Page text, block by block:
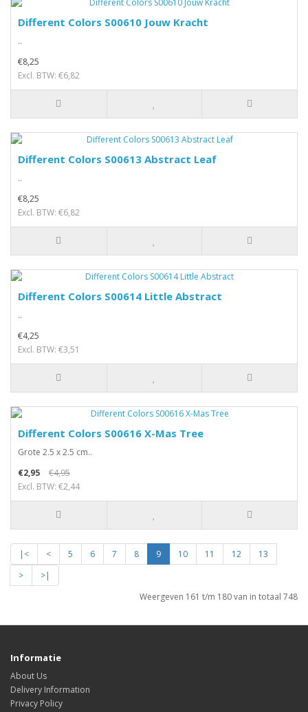
Different Colors S00610 Jouw Kracht
..
€8,25
Excl. BTW: €6,82
Different Colors S00613 Abstract Leaf
..
€8,25
Excl. BTW: €6,82
Different Colors S00614 Little Abstract
..
€4,25
Excl. BTW: €3,51
Different Colors S00616 X-Mas Tree
Grote 2.5 x 2.5 cm..
€2,95
€4,95
Excl. BTW: €2,44
|< < 5 6 7 8 9 10 11 12
13
>
>|
Weergeven 161 t/m 180 van in totaal 748
Informatie
About Us
Delivery Information
Privacy Policy